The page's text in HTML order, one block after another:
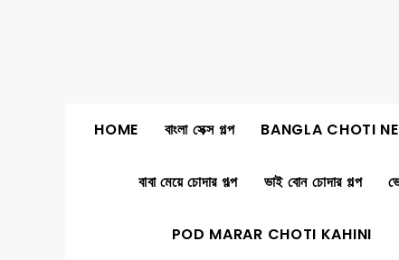
HOME বাংলা সেক্স গল্প BANGLA CHOTI
বাবা মেয়ে চোদার গল্প ভাই বোন চোদার গল্প
POD MARAR CHOTI KAHINI